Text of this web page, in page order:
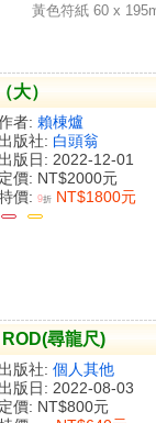
黃色符紙 60 x
大）
者: 賴棟爐
出版社: 白頭翁
出版日: 2022-12-01
定價: NT$2000元
價: 9折 NT$1800元
尋龍尺)
出版社: 個人其他
出版日: 2022-08-03
定價: NT$800元